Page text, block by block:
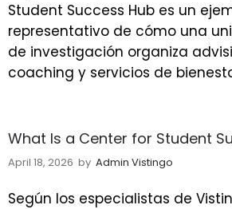
Student Success Hub es un
representativo de cómo una
de investigación organiza
coaching y servicios de
What Is a Center for Student
April 18, 2026 by Admin Vistingo
Según los especialistas de